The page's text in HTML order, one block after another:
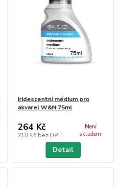
Iridescentní médium pro
akvarel W&N 75ml
264 Kč
218 Kč bez DPH
Není
skladem
Detail